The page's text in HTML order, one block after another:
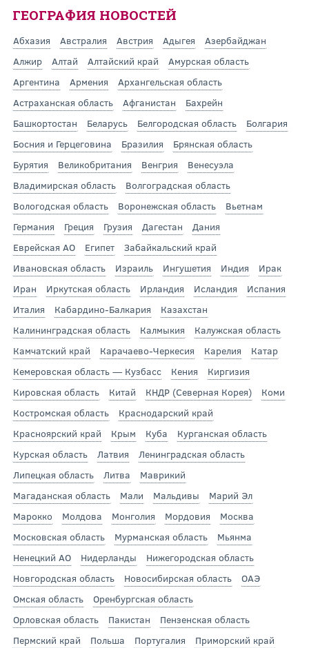
ГЕОГРАФИЯ НОВОСТЕЙ
Абхазия Австралия Австрия Адыгея
Азербайджан
Алжир
Алтай Алтайский край
Амурская область
Аргентина
Армения
Архангельская область
Астраханская область
Афганистан
Бахрейн
Башкортостан
Беларусь Белгородская область
Болгария
Босния и Герцеговина
Бразилия
Брянская область
Бурятия
Великобритания Венгрия
Венесуэла
Владимирская область
Волгоградская область
Вологодская область
Воронежская область
Вьетнам
Германия
Греция Грузия Дагестан
Дания
Еврейская АО
Египет
Забайкальский край
Ивановская область
Израиль Ингушетия Индия
Ирак
Иран
Иркутская область Ирландия Исландия
Испания
Италия
Кабардино-Балкария
Казахстан
Калининградская область
Калмыкия
Калужская область
Камчатский край
Карачаево-Черкесия Карелия
Катар
Кемеровская область — Кузбасс
Кения
Киргизия
Кировская область
Китай КНДР (Северная Корея)
Коми
Костромская область
Краснодарский край
Красноярский край
Крым Куба
Курганская область
Курская область
Латвия
Ленинградская область
Липецкая область
Литва
Маврикий
Магаданская область
Мали Мальдивы
Марий Эл
Марокко
Молдова Монголия Мордовия
Москва
Московская область
Мурманская область
Мьянма
Ненецкий АО
Нидерланды
Нижегородская область
Новгородская область
Новосибирская область
ОАЭ
Омская область
Оренбургская область
Орловская область
Пакистан
Пензенская область
Пермский край
Польша Португалия
Приморский край